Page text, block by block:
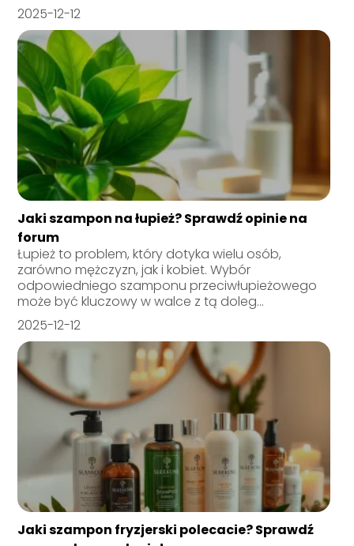
2025-12-12
Jaki szampon na łupież? Sprawdź opinie na
forum
Łupież to problem, który dotyka wielu osób,
zarówno mężczyzn, jak i kobiet. Wybór
odpowiedniego szamponu przeciwłupieżowego
może być kluczowy w walce z tą doleg...
2025-12-12
Jaki szampon fryzjerski polecacie? Sprawdź